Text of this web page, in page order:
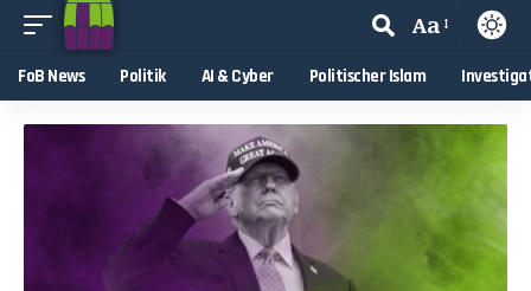
Aa
FoB News Politik AI & Cyber Politischer Islam